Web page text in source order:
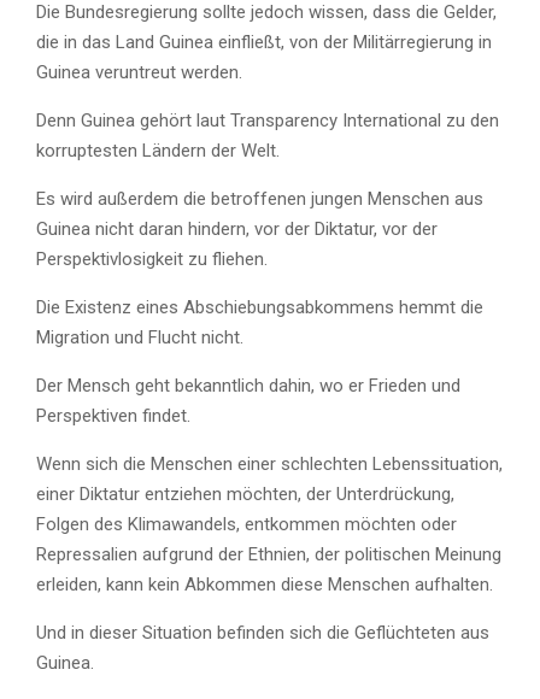
Die Bundesregierung sollte jedoch wissen, dass die Gelder,
die in das Land Guinea einfließt, von der Militärregierung in
Guinea veruntreut werden.
Denn Guinea gehört laut Transparency International zu den
korruptesten Ländern der Welt.
Es wird außerdem die betroffenen jungen Menschen aus
Guinea nicht daran hindern, vor der Diktatur, vor der
Perspektivlosigkeit zu fliehen.
Die Existenz eines Abschiebungsabkommens hemmt die
Migration und Flucht nicht.
Der Mensch geht bekanntlich dahin, wo er Frieden und
Perspektiven findet.
Wenn sich die Menschen einer schlechten Lebenssituation,
einer Diktatur entziehen möchten, der Unterdrückung,
Folgen des Klimawandels, entkommen möchten oder
Repressalien aufgrund der Ethnien, der politischen Meinung
erleiden, kann kein Abkommen diese Menschen aufhalten.
Und in dieser Situation befinden sich die Geflüchteten aus
Guinea.